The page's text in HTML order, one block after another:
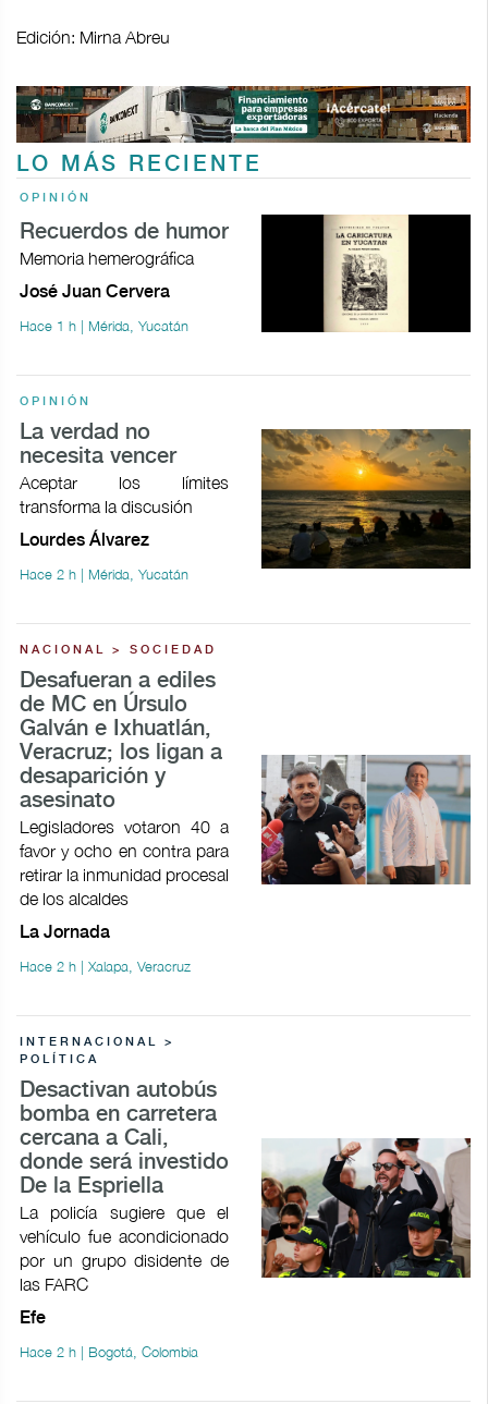
Edición: Mirna Abreu
LO MÁS RECIENTE
OPINIÓN
Recuerdos de humor
Memoria hemerográfica
José Juan Cervera
Hace 1 h | Mérida, Yucatán
OPINIÓN
La verdad no
necesita vencer
Aceptar los límites
transforma la discusión
Lourdes Álvarez
Hace 2 h | Mérida, Yucatán
NACIONAL > SOCIEDAD
Desafueran a ediles
de MC en Úrsulo
Galván e Ixhuatlán,
Veracruz; los ligan a
desaparición y
asesinato
Legisladores votaron 40 a
favor y ocho en contra para
retirar la inmunidad procesal
de los alcaldes
La Jornada
Hace 2 h | Xalapa, Veracruz
INTERNACIONAL >
POLÍTICA
Desactivan autobús
bomba en carretera
cercana a Cali,
donde será investido
De la Espriella
La policía sugiere que el
vehículo fue acondicionado
por un grupo disidente de
las FARC
Efe
Hace 2 h | Bogotá, Colombia